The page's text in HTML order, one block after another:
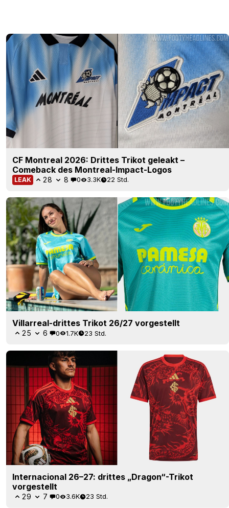
CF Montreal 2026: Drittes Trikot geleakt –
Comeback des Montreal-Impact-Logos
LEAK 28 8 0 3.3K 22 Std.
Villarreal-drittes Trikot 26/27 vorgestellt
25 6 0 1.7K 23 Std.
Internacional 26–27: drittes „Dragon“-Trikot
vorgestellt
29 7 0 3.6K 23 Std.